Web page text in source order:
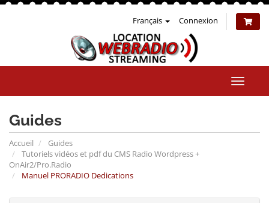
Français Connexion
la
Guides
Accueil
Guides
Tutoriels vidéos et pdf du CMS Radio Wordpress +
OnAir2/Pro.Radio
Manuel PRORADIO Dedications